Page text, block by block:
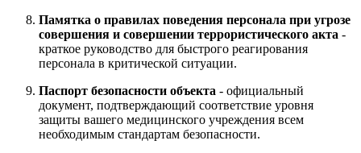
Памятка о правилах поведения персонала при угрозе
совершения и совершении террористического акта -
краткое руководство для быстрого реагирования
персонала в критической ситуации.
Паспорт безопасности объекта - официальный
документ, подтверждающий соответствие уровня
защиты вашего медицинского учреждения всем
необходимым стандартам безопасности.